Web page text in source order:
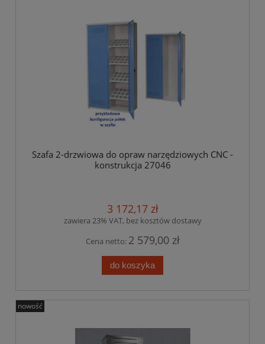
Szafa 2-drzwiowa do opraw narzędziowych CNC -
konstrukcja 27046
3 172,17 zł
zawiera 23% VAT, bez kosztów dostawy
Cena netto: 2 579,00 zł
do koszyka
nowość